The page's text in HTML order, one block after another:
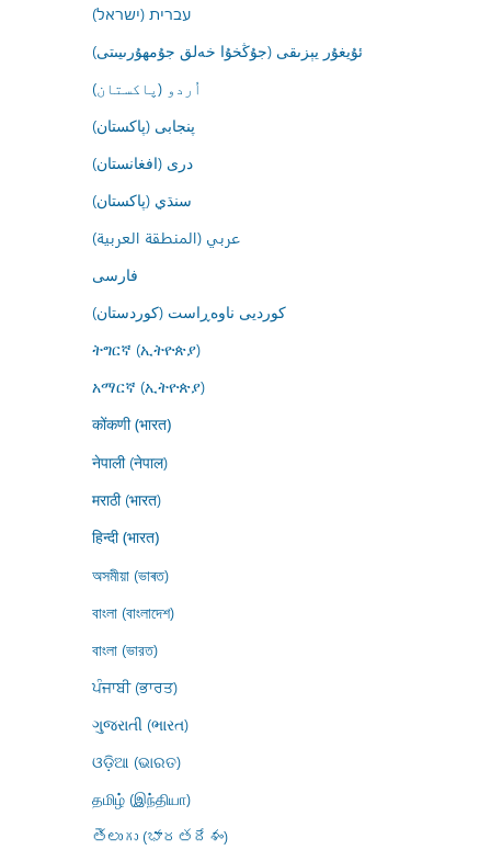
עברית (ישראל)
ئۇيغۇر يېزىقى (جۇڭخۇا خەلق جۇمھۇرىيىتى)
اُردو (پاکستان)
پنجابی (پاکستان)
درى (افغانستان)
سنڌي (پاکستان)
عربي (المنطقة العربية)
فارسى
کوردیی ناوەڕاست (کوردستان)
ትግርኛ (ኢትዮጵያ)
አማርኛ (ኢትዮጵያ)
कोंकणी (भारत)
नेपाली (नेपाल)
मराठी (भारत)
हिन्दी (भारत)
অসমীয়া (ভাৰত)
বাংলা (বাংলাদেশ)
বাংলা (ভারত)
ਪੰਜਾਬੀ (ਭਾਰਤ)
ગુજરાતી (ભારત)
ଓଡ଼ିଆ (ଭାରତ)
தமிழ் (இந்தியா)
తెలుగు (భారతదేశం)